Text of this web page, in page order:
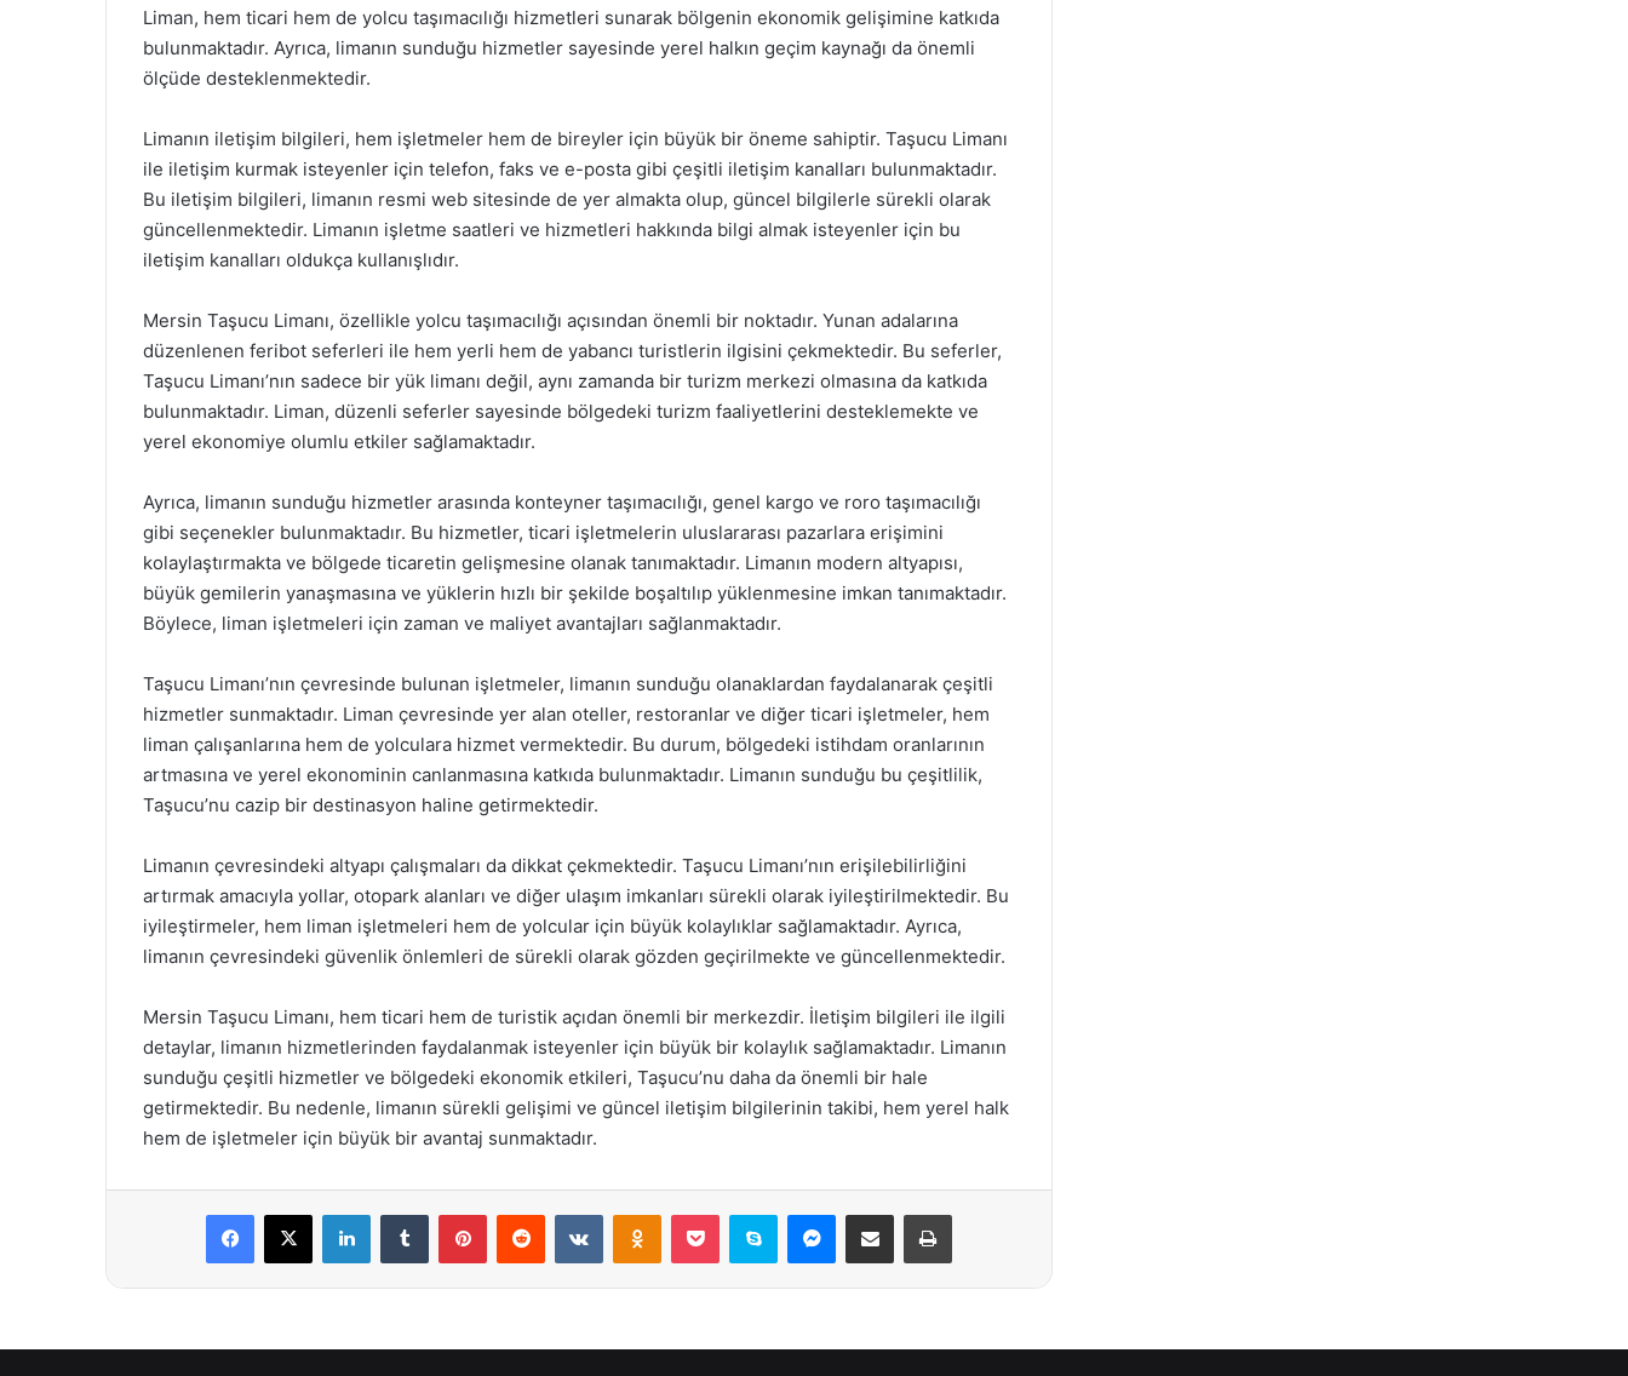
Liman, hem ticari hem de yolcu taşımacılığı hizmetleri sunarak bölgenin ekonomik gelişimine katkıda
bulunmaktadır. Ayrıca, limanın sunduğu hizmetler sayesinde yerel halkın geçim kaynağı da önemli
ölçüde desteklenmektedir.
Limanın iletişim bilgileri, hem işletmeler hem de bireyler için büyük bir öneme sahiptir. Taşucu Limanı
ile iletişim kurmak isteyenler için telefon, faks ve e-posta gibi çeşitli iletişim kanalları bulunmaktadır.
Bu iletişim bilgileri, limanın resmi web sitesinde de yer almakta olup, güncel bilgilerle sürekli olarak
güncellenmektedir. Limanın işletme saatleri ve hizmetleri hakkında bilgi almak isteyenler için bu
iletişim kanalları oldukça kullanışlıdır.
Mersin Taşucu Limanı, özellikle yolcu taşımacılığı açısından önemli bir noktadır. Yunan adalarına
düzenlenen feribot seferleri ile hem yerli hem de yabancı turistlerin ilgisini çekmektedir. Bu seferler,
Taşucu Limanı’nın sadece bir yük limanı değil, aynı zamanda bir turizm merkezi olmasına da katkıda
bulunmaktadır. Liman, düzenli seferler sayesinde bölgedeki turizm faaliyetlerini desteklemekte ve
yerel ekonomiye olumlu etkiler sağlamaktadır.
Ayrıca, limanın sunduğu hizmetler arasında konteyner taşımacılığı, genel kargo ve roro taşımacılığı
gibi seçenekler bulunmaktadır. Bu hizmetler, ticari işletmelerin uluslararası pazarlara erişimini
kolaylaştırmakta ve bölgede ticaretin gelişmesine olanak tanımaktadır. Limanın modern altyapısı,
büyük gemilerin yanaşmasına ve yüklerin hızlı bir şekilde boşaltılıp yüklenmesine imkan tanımaktadır.
Böylece, liman işletmeleri için zaman ve maliyet avantajları sağlanmaktadır.
Taşucu Limanı’nın çevresinde bulunan işletmeler, limanın sunduğu olanaklardan faydalanarak çeşitli
hizmetler sunmaktadır. Liman çevresinde yer alan oteller, restoranlar ve diğer ticari işletmeler, hem
liman çalışanlarına hem de yolculara hizmet vermektedir. Bu durum, bölgedeki istihdam oranlarının
artmasına ve yerel ekonominin canlanmasına katkıda bulunmaktadır. Limanın sunduğu bu çeşitlilik,
Taşucu’nu cazip bir destinasyon haline getirmektedir.
Limanın çevresindeki altyapı çalışmaları da dikkat çekmektedir. Taşucu Limanı’nın erişilebilirliğini
artırmak amacıyla yollar, otopark alanları ve diğer ulaşım imkanları sürekli olarak iyileştirilmektedir. Bu
iyileştirmeler, hem liman işletmeleri hem de yolcular için büyük kolaylıklar sağlamaktadır. Ayrıca,
limanın çevresindeki güvenlik önlemleri de sürekli olarak gözden geçirilmekte ve güncellenmektedir.
Mersin Taşucu Limanı, hem ticari hem de turistik açıdan önemli bir merkezdir. İletişim bilgileri ile ilgili
detaylar, limanın hizmetlerinden faydalanmak isteyenler için büyük bir kolaylık sağlamaktadır. Limanın
sunduğu çeşitli hizmetler ve bölgedeki ekonomik etkileri, Taşucu’nu daha da önemli bir hale
getirmektedir. Bu nedenle, limanın sürekli gelişimi ve güncel iletişim bilgilerinin takibi, hem yerel halk
hem de işletmeler için büyük bir avantaj sunmaktadır.
Facebook
X LinkedInTumblr PinterestReddit VKontakteOdnoklassniki
Pocket Skype Messenger
E-Posta ile paylaş Yazdır